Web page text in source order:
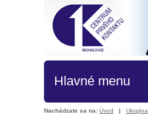
Hlavné menu
Nachádzate sa na: Úvod | Ukrajina